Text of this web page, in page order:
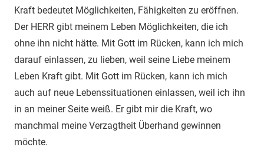
Kraft bedeutet Möglichkeiten, Fähigkeiten zu eröffnen.
Der HERR gibt meinem Leben Möglichkeiten, die ich
ohne ihn nicht hätte. Mit Gott im Rücken, kann ich mich
darauf einlassen, zu lieben, weil seine Liebe meinem
Leben Kraft gibt. Mit Gott im Rücken, kann ich mich
auch auf neue Lebenssituationen einlassen, weil ich ihn
in an meiner Seite weiß. Er gibt mir die Kraft, wo
manchmal meine Verzagtheit Überhand gewinnen
möchte.